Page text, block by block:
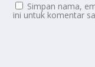
Simpan nama,
ini untuk komentar